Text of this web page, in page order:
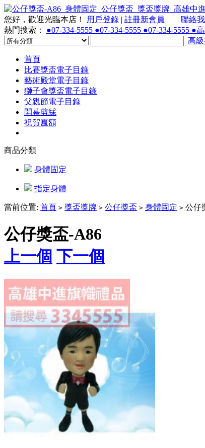
您好，歡迎光臨本店！ 用戶登錄 | 註冊新會員
聯絡
熱門搜索： ●07-334-5555 ●07-334-5555 ●07-334-5555
高
首頁
比賽獎盃電子目錄
藝術殿堂電子目錄
獅子會獎盃電子目錄
父親節電子目錄
開幕剪綵
祝賀匾額
商品分類
身體固定
指定身體
當前位置: 首頁 > 獎盃獎牌 > 公仔獎盃 > 身體固定 > 公仔
公仔獎盃-A86
上一個 下一個